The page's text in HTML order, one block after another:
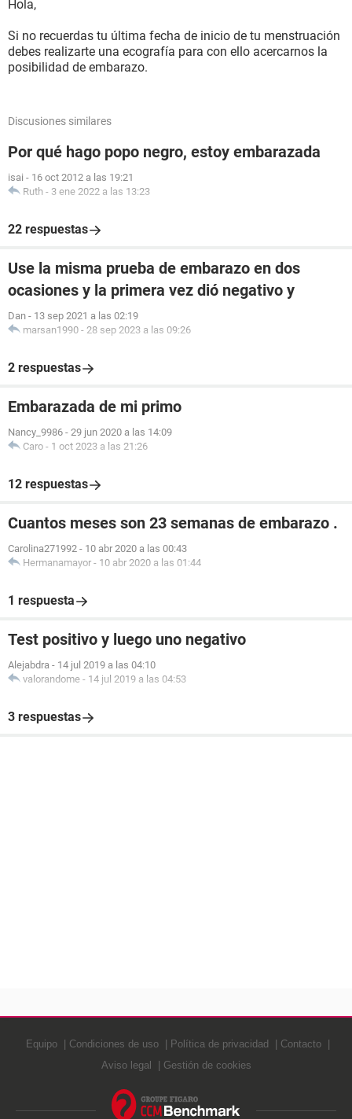
Hola,
Si no recuerdas tu última fecha de inicio de tu menstruación
debes realizarte una ecografía para con ello acercarnos la
posibilidad de embarazo.
Discusiones similares
Por qué hago popo negro, estoy embarazada
isai - 16 oct 2012 a las 19:21
Ruth - 3 ene 2022 a las 13:23
22 respuestas
Use la misma prueba de embarazo en dos
ocasiones y la primera vez dió negativo y
Dan - 13 sep 2021 a las 02:19
marsan1990 - 28 sep 2023 a las 09:26
2 respuestas
Embarazada de mi primo
Nancy_9986 - 29 jun 2020 a las 14:09
Caro - 1 oct 2023 a las 21:26
12 respuestas
Cuantos meses son 23 semanas de embarazo .
Carolina271992 - 10 abr 2020 a las 00:43
Hermanamayor - 10 abr 2020 a las 01:44
1 respuesta
Test positivo y luego uno negativo
Alejabdra - 14 jul 2019 a las 04:10
valorandome - 14 jul 2019 a las 04:53
3 respuestas
Equipo Condiciones de uso Política de privacidad
Contacto
Aviso legal
Gestión de cookies